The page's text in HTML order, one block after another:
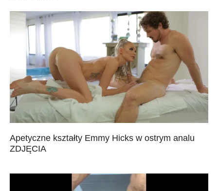
Apetyczne kształty Emmy Hicks w ostrym analu
ZDJĘCIA